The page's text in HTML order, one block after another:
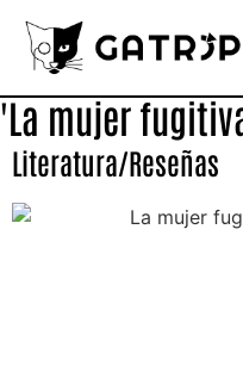
'La mujer
Literatura/Reseñas